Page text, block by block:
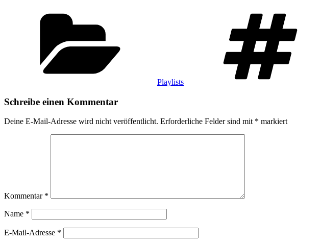
Playlists
Schreibe einen Kommentar
Deine E-Mail-Adresse wird nicht veröffentlicht. Erforderliche Felder sind mit * markiert
Kommentar *
Name *
E-Mail-Adresse *